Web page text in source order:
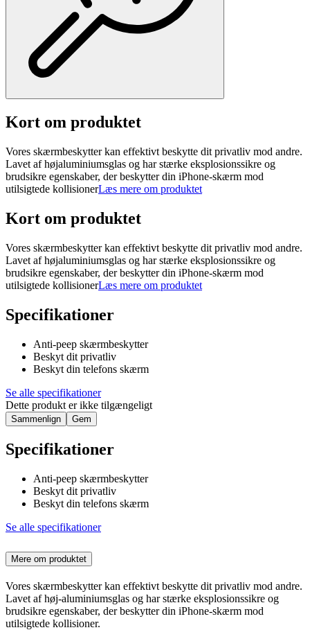
Kort om produktet
Vores skærmbeskytter kan effektivt beskytte dit privatliv mod andre.
Lavet af højaluminiumsglas og har stærke eksplosionssikre og
brudsikre egenskaber, der beskytter din iPhone-skærm mod
utilsigtede kollisionerLæs mere om produktet
Kort om produktet
Vores skærmbeskytter kan effektivt beskytte dit privatliv mod andre.
Lavet af højaluminiumsglas og har stærke eksplosionssikre og
brudsikre egenskaber, der beskytter din iPhone-skærm mod
utilsigtede kollisionerLæs mere om produktet
Specifikationer
Anti-peep skærmbeskytter
Beskyt dit privatliv
Beskyt din telefons skærm
Se alle specifikationer
Dette produkt er ikke tilgængeligt
Sammenlign Gem
Specifikationer
Anti-peep skærmbeskytter
Beskyt dit privatliv
Beskyt din telefons skærm
Se alle specifikationer
Mere om produktet
Vores skærmbeskytter kan effektivt beskytte dit privatliv mod andre.
Lavet af høj-aluminiumsglas og har stærke eksplosionssikre og
brudsikre egenskaber, der beskytter din iPhone-skærm mod
utilsigtede kollisioner.